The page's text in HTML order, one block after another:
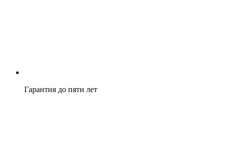
Гарантия до пяти лет